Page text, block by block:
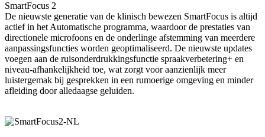
SmartFocus 2
De nieuwste generatie van de klinisch bewezen SmartFocus is altijd
actief in het Automatische programma, waardoor de prestaties van
directionele microfoons en de onderlinge afstemming van meerdere
aanpassingsfuncties worden geoptimaliseerd. De nieuwste updates
voegen aan de ruisonderdrukkingsfunctie spraakverbetering+ en
niveau-afhankelijkheid toe, wat zorgt voor aanzienlijk meer
luistergemak bij gesprekken in een rumoerige omgeving en minder
afleiding door alledaagse geluiden.